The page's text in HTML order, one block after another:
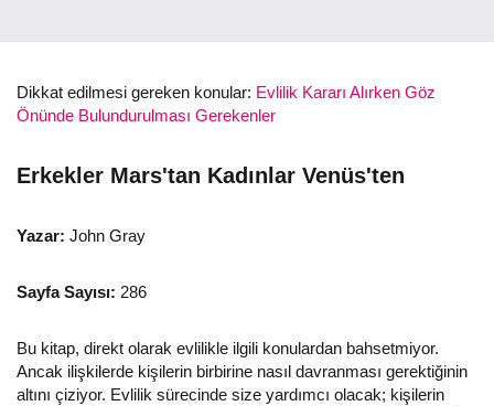
Dikkat edilmesi gereken konular: Evlilik Kararı Alırken Göz
Önünde Bulundurulması Gerekenler
Erkekler Mars'tan Kadınlar Venüs'ten
Yazar: John Gray
Sayfa Sayısı: 286
Bu kitap, direkt olarak evlilikle ilgili konulardan bahsetmiyor.
Ancak ilişkilerde kişilerin birbirine nasıl davranması gerektiğinin
altını çiziyor. Evlilik sürecinde size yardımcı olacak; kişilerin